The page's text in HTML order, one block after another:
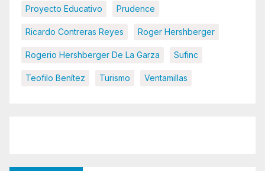
Proyecto Educativo Prudence
Ricardo Contreras Reyes Roger Hershberger
Rogerio Hershberger De La Garza Sufinc
Teofilo Benítez Turismo Ventamillas